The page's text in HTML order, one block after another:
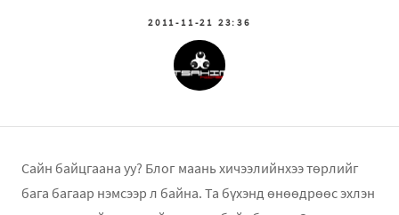
2011-11-21 23:36
Сайн байцгаана уу? Блог маань хичээлийнхээ төрлийг
бага багаар нэмсээр л байна. Та бүхэнд өнөөдрөөс эхлэн